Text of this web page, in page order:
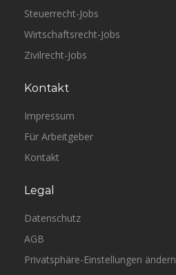
Steuerrecht-Jobs
Wirtschaftsrecht-Jobs
Zivilrecht-Jobs
Kontakt
Impressum
Für Arbeitgeber
Kontakt
Legal
Datenschutz
AGB
Privatsphäre-Einstellungen ändern